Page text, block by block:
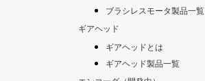
ブラシレスモータ製品一覧
ギアヘッド
ギアヘッドとは
ギアヘッド製品一覧